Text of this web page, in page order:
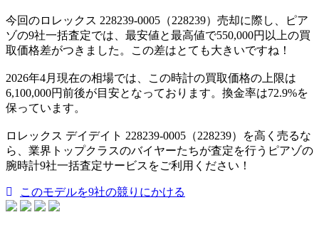
今回のロレックス 228239-0005（228239）売却に際し、ピア
ゾの9社一括査定では、最安値と最高値で550,000円以上の買
取価格差がつきました。この差はとても大きいですね！
2026年4月現在の相場では、この時計の買取価格の上限は
6,100,000円前後が目安となっております。換金率は72.9%を
保っています。
ロレックス デイデイト 228239-0005（228239）を高く売るな
ら、業界トップクラスのバイヤーたちが査定を行うピアゾの
腕時計9社一括査定サービスをご利用ください！
このモデルを9社の競りにかける